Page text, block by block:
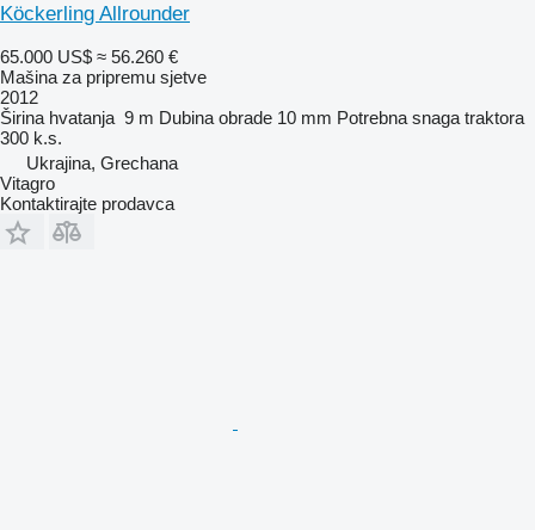
Köckerling Allrounder
65.000 US$ ≈ 56.260 €
Mašina za pripremu sjetve
2012
Širina hvatanja 9 m Dubina obrade 10 mm Potrebna snaga traktora
300 k.s.
Ukrajina, Grechana
Vitagro
Kontaktirajte prodavca